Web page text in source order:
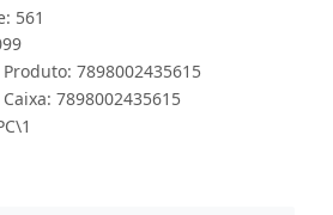
561
7898002435615
7898002435615